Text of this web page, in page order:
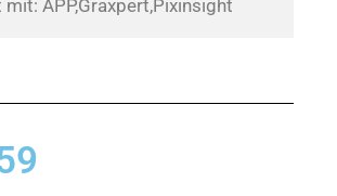
APP,Graxpert,Pixinsight